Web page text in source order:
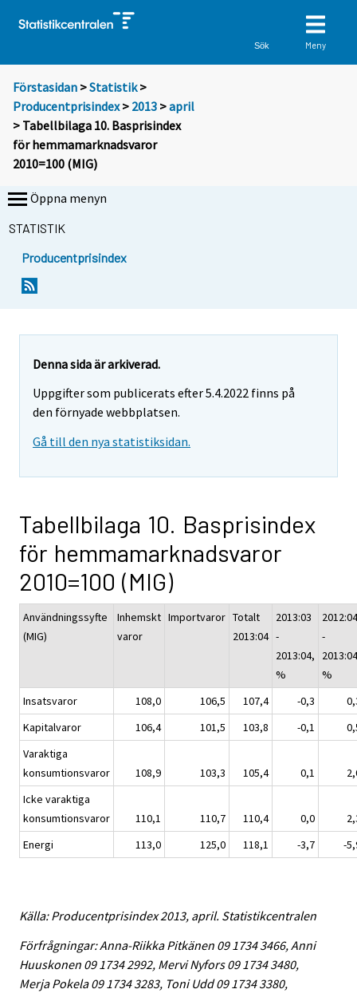
Sök Meny
Förstasidan >Statistik >
Producentprisindex> 2013 >april
> Tabellbilaga 10. Basprisindex
för hemmamarknadsvaror
2010=100 (MIG)
Öppna menyn
STATISTIK
Producentprisindex
Denna sida är arkiverad.
Uppgifter som publicerats efter 5.4.2022 finns på
den förnyade webbplatsen.
Gå till den nya statistiksidan.
Tabellbilaga 10. Basprisindex
för hemmamarknadsvaror
2010=100 (MIG)
Användningssyfte
(MIG)
Inhemskt
varor
Importvaror Totalt
2013:04
2013:03
-
2013:04,
%
2012:04
-
%
Insatsvaror
108,0 106,5 107,4 -0,3
Kapitalvaror
106,4 101,5 103,8 -0,1
Varaktiga
konsumtionsvaror
108,9 103,3 105,4 0,1
Icke varaktiga
konsumtionsvaror
110,1 110,7 110,4 0,0
Energi
113,0 125,0 118,1 -3,7 -
Källa: Producentprisindex 2013, april. Statistikcentralen
Förfrågningar: Anna-Riikka Pitkänen 09 1734 3466, Anni
Huuskonen 09 1734 2992, Mervi Nyfors 09 1734 3480,
Merja Pokela 09 1734 3283, Toni Udd 09 1734 3380,